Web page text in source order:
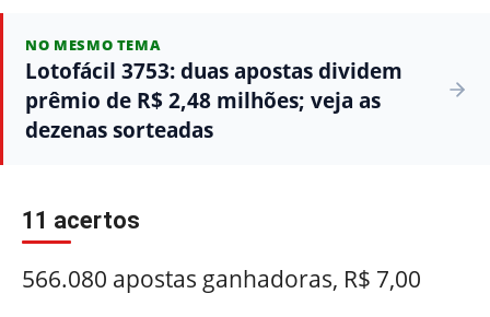
NO MESMO TEMA
Lotofácil 3753: duas apostas dividem
prêmio de R$ 2,48 milhões; veja as
dezenas sorteadas
11 acertos
566.080 apostas ganhadoras, R$ 7,00